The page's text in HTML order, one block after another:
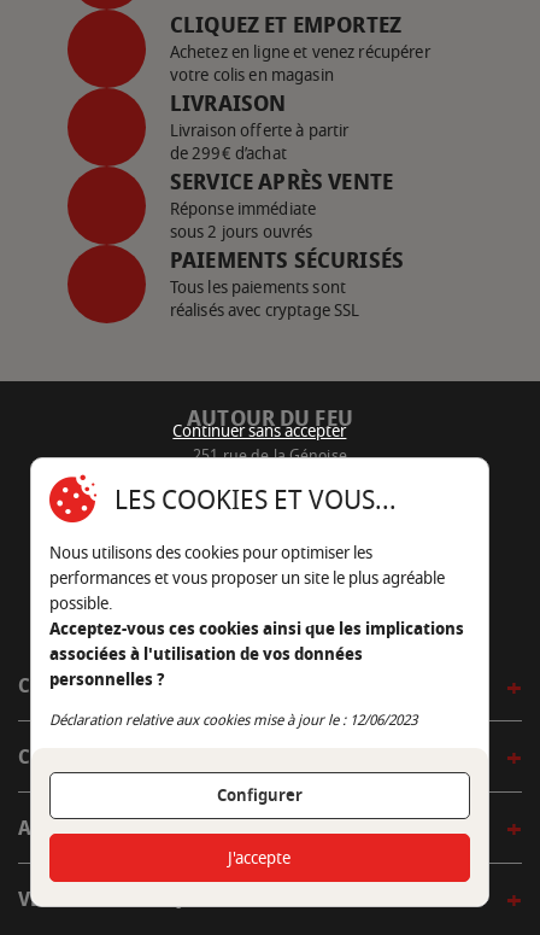
CLIQUEZ ET EMPORTEZ
Achetez en ligne et venez récupérer
votre colis en magasin
LIVRAISON
Livraison offerte à partir
de 299€ d’achat
SERVICE APRÈS VENTE
Réponse immédiate
sous 2 jours ouvrés
PAIEMENTS SÉCURISÉS
Tous les paiements sont
réalisés avec cryptage SSL
AUTOUR DU FEU
251 rue de la Génoise
05 45 22 98 09
Nous envoyer un e-mail
CÔTÉ OUTDOOR
CÔTÉ INDOOR
AUTOUR DE LA TABLE
VENIR EN BOUTIQUE
Continuer sans accepter
LES COOKIES ET VOUS...
Nous utilisons des cookies pour optimiser les
performances et vous proposer un site le plus agréable
possible.
Acceptez-vous ces cookies ainsi que les implications
associées à l'utilisation de vos données
personnelles ?
Déclaration relative aux cookies mise à jour le : 12/06/2023
Configurer
Continuer sans accepter
J'accepte